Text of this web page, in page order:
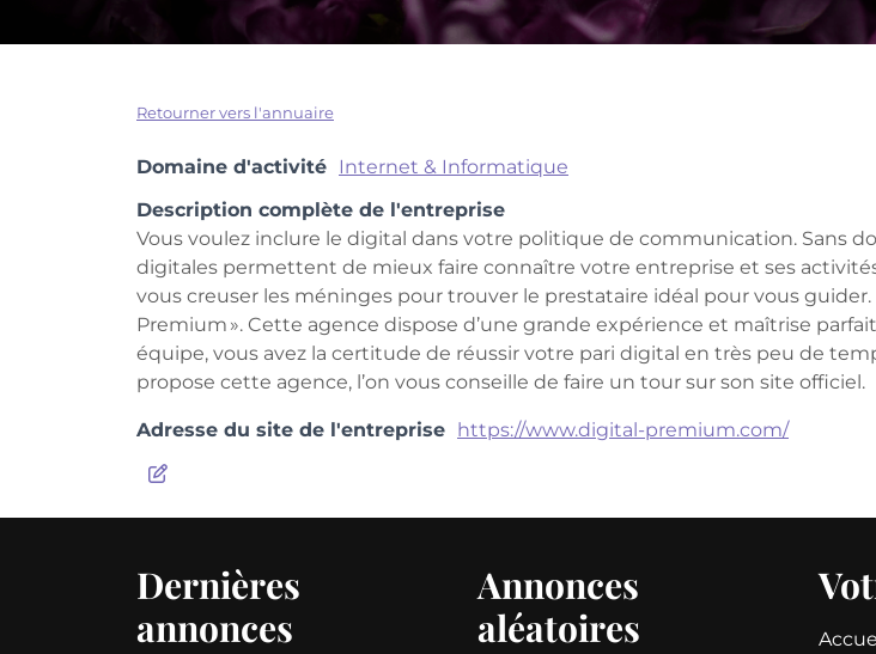
Retourner vers l'annuaire
Domaine d'activité Internet & Informatique
Description complète de l'entreprise
Vous voulez inclure le digital dans votre politique de communication. Sans
digitales permettent de mieux faire connaître votre entreprise et ses
vous creuser les méninges pour trouver le prestataire idéal pour vous guider.
Premium ». Cette agence dispose d’une grande expérience et maîtrise
équipe, vous avez la certitude de réussir votre pari digital en très peu de
propose cette agence, l’on vous conseille de faire un tour sur son site officiel.
Adresse du site de l'entreprise https://www.digital-premium.com/
Dernières
annonces
Annonces
aléatoires